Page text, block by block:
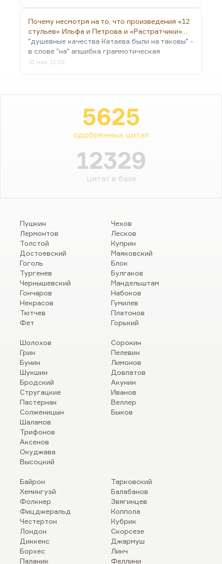
Почему несмотря на то, что произведения «12
стульев» Ильфа и Петрова и «Растратчики»…
"душевные качества Катаева были на таковы" -
в слове "на" апшибка граммотическая
31 мая, 11:20
5625
одобренных цитат
12329
цитат в базе
Пушкин
Лермонтов
Толстой
Достоевский
Гоголь
Тургенев
Чернышевский
Гончаров
Некрасов
Тютчев
Фет
Чехов
Лесков
Куприн
Маяковский
Блок
Булгаков
Мандельштам
Набоков
Гумилев
Платонов
Горький
Шолохов
Грин
Бунин
Шукшин
Бродский
Стругацкие
Пастернак
Солженицын
Шаламов
Трифонов
Аксенов
Окуджава
Высоцкий
Сорокин
Пелевин
Лимонов
Довлатов
Акунин
Иванов
Веллер
Быков
Байрон
Хемингуэй
Фолкнер
Фицджеральд
Честертон
Лондон
Диккенс
Борхес
Паланик
Тарковский
Балабанов
Звягинцев
Коппола
Кубрик
Скорсезе
Джармуш
Линч
Феллини